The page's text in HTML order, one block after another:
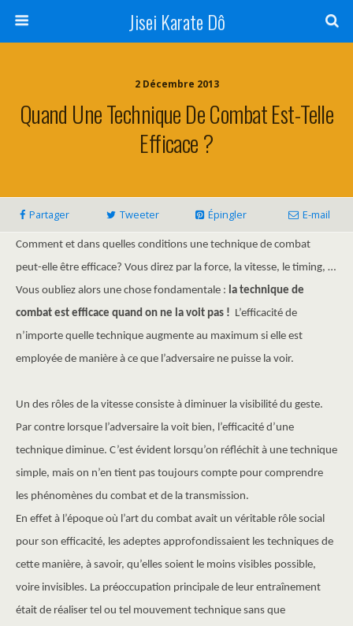
Jisei Karate Dô
2 Décembre 2013
Quand Une Technique De Combat Est-Telle
Efficace ?
Partager Tweeter Épingler E-mail
Comment et dans quelles conditions une technique de combat
peut-elle être efficace? Vous direz par la force, la vitesse, le timing, …
Vous oubliez alors une chose fondamentale : la technique de
combat est efficace quand on ne la voit pas ! L’efficacité de
n’importe quelle technique augmente au maximum si elle est
employée de manière à ce que l’adversaire ne puisse la voir.
Un des rôles de la vitesse consiste à diminuer la visibilité du geste.
Par contre lorsque l’adversaire la voit bien, l’efficacité d’une
technique diminue. C’est évident lorsqu’on réfléchit à une technique
simple, mais on n’en tient pas toujours compte pour comprendre
les phénomènes du combat et de la transmission.
En effet à l’époque où l’art du combat avait un véritable rôle social
pour son efficacité, les adeptes approfondissaient les techniques de
cette manière, à savoir, qu’elles soient le moins visibles possible,
voire invisibles. La préoccupation principale de leur entraînement
était de réaliser tel ou tel mouvement technique sans que